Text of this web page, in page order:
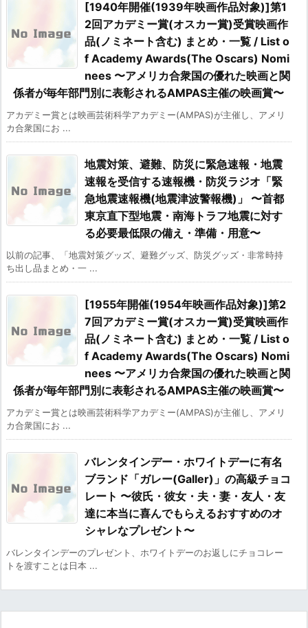
[1940年開催(1939年映画作品対象)]第1
2回アカデミー賞(オスカー賞)受賞映画作
品(ノミネート含む) まとめ・一覧 / List o
f Academy Awards(The Oscars) Nomi
nees 〜アメリカ合衆国の優れた映画と関
係者が毎年部門別に表彰されるAMPAS主催の映画賞〜
アカデミー賞とは映画芸術科学アカデミー(AMPAS)が主催し、アメリ
カ合衆国にお ...
地震対策、避難、防災に緊急速報・地震
速報を受信する速報機・防災ラジオ「緊
急地震速報機(地震津波警報機)」 〜首都
東京直下型地震・南海トラフ地震に対す
る必要最低限の備え・準備・用意〜
以前の記事、「地震対策グッズ、避難グッズ、防災グッズ・非常時持
ち出し品まとめ・一 ...
[1955年開催(1954年映画作品対象)]第2
7回アカデミー賞(オスカー賞)受賞映画作
品(ノミネート含む) まとめ・一覧 / List o
f Academy Awards(The Oscars) Nomi
nees 〜アメリカ合衆国の優れた映画と関
係者が毎年部門別に表彰されるAMPAS主催の映画賞〜
アカデミー賞とは映画芸術科学アカデミー(AMPAS)が主催し、アメリ
カ合衆国にお ...
バレンタインデー・ホワイトデーに有名
ブランド「ガレー(Galler)」の高級チョコ
レート 〜彼氏・彼女・夫・妻・友人・友
達に本当に喜んでもらえるおすすめのオ
シャレなプレゼント〜
バレンタインデーのプレゼント、ホワイトデーのお返しにチョコレー
トを渡すことは日本 ...